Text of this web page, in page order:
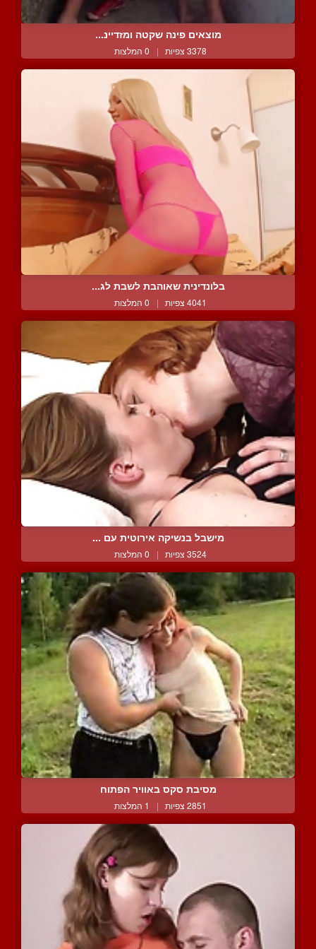
מוצאים פינה שקטה ומזדיינ...
3378 צפיות | 0 המלצות
בלונדינית שאוהבת לשבת לג...
4041 צפיות | 0 המלצות
מישבל בנשיקה אירוטית עם ...
3524 צפיות | 0 המלצות
מסיבת סקס באוויר הפתוח
2851 צפיות | 1 המלצות